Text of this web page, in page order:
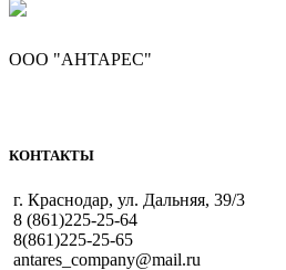
ООО "АНТАРЕС"
КОНТАКТЫ
г. Краснодар, ул. Дальняя, 39/3
8 (861)225-25-64
8(861)225-25-65
antares_company@mail.ru